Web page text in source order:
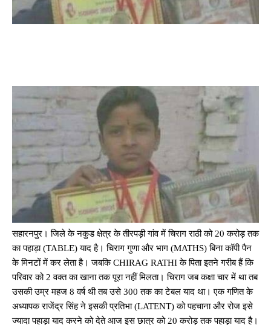
सहारनपुर। जिले के नकुड क्षेत्र के तीरपड़ी गांव में चिराग राठी को 20 करोड़ तक
का पहाड़ा (TABLE) याद है। चिराग गुणा और भाग (MATHS) बिना कॉपी पैन
के मिनटों में कर लेता है। जबकि CHIRAG RATHI के पिता इतने गरीब हैं कि
परिवार को 2 वक्त का खाना तक पूरा नहीं मिलता। चिराग जब कक्षा चार में था तब
उसकी उम्र महज 8 वर्ष थी तब उसे 300 तक का टेबल याद था। एक गणित के
अध्यापक राजेंद्र सिंह ने इसकी प्रतिभा (LATENT) को पहचाना और रोज इसे
ज्यादा पहाड़ा याद करने को देते आज इस छात्र को 20 करोड़ तक पहाड़ा याद है।